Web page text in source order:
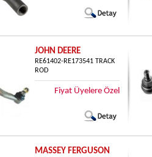
JOHN DEERE
RE61402-RE173541 TRACK
ROD
Fiyat Üyelere Özel
MASSEY FERGUSON